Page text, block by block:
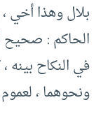
بلال وهذا أخي
الحاكم : صحيح
في النكاح
ونحوهما ،